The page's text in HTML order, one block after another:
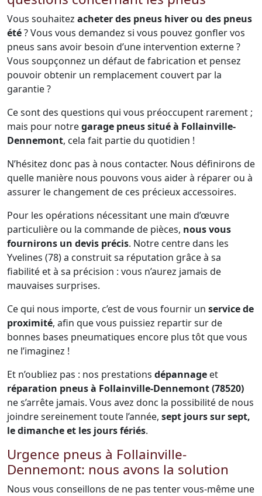
Vous souhaitez acheter des pneus hiver ou des pneus
été? Vous vous demandez si vous pouvez gonfler vos
pneus sans avoir besoin d’une intervention externe ?
Vous soupçonnez un défaut de fabrication et pensez
pouvoir obtenir un remplacement couvert par la
garantie ?
Ce sont des questions qui vous préoccupent rarement ;
mais pour notregarage pneus situé à Follainville-
Dennemont, cela fait partie du quotidien !
N’hésitez donc pas à nous contacter. Nous définirons de
quelle manière nous pouvons vous aider à réparer ou à
assurer le changement de ces précieux accessoires.
Pour les opérations nécessitant une main d’œuvre
particulière ou la commande de pièces, nous vous
fournirons un devis précis. Notre centre dans les
Yvelines (78) a construit sa réputation grâce à sa
fiabilité et à sa précision : vous n’aurez jamais de
mauvaises surprises.
Ce qui nous importe, c’est de vous fournir un service de
proximité, afin que vous puissiez repartir sur de
bonnes bases pneumatiques encore plus tôt que vous
ne l’imaginez !
Et n’oubliez pas : nos prestations dépannage et
réparation pneus à Follainville-Dennemont (78520)
ne s’arrête jamais. Vous avez donc la possibilité de nous
joindre sereinement toute l’année, sept jours sur sept,
le dimanche et les jours fériés.
Urgence pneus à Follainville-
Dennemont: nous avons la solution
Nous vous conseillons de ne pas tenter vous-même une